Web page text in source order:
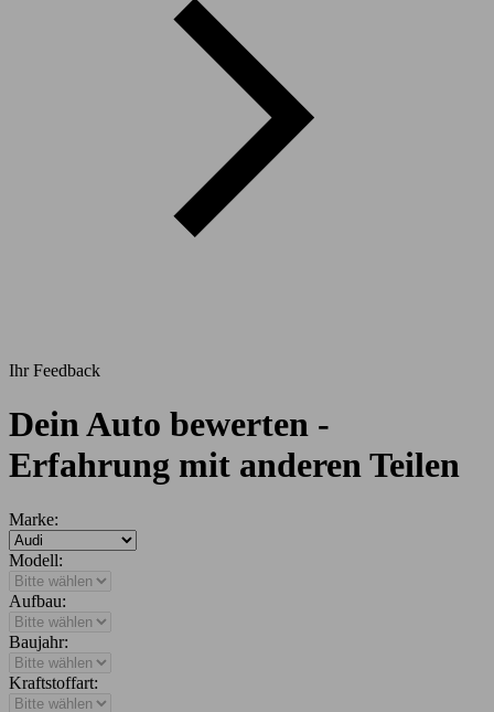
Ihr Feedback
Dein Auto bewerten -
Erfahrung mit anderen Teilen
Marke:
Modell:
Aufbau:
Baujahr:
Kraftstoffart: